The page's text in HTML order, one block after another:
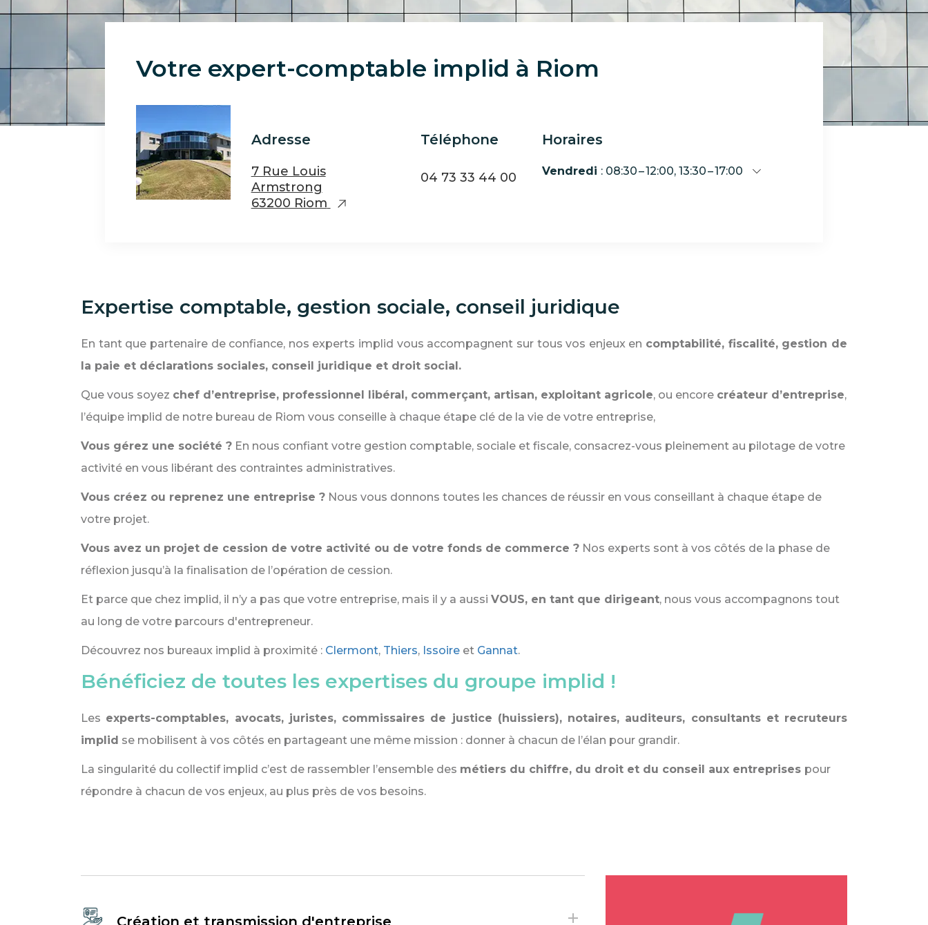
Votre expert-comptable implid à Riom
Adresse
7 Rue Louis
Armstrong
63200 Riom
Téléphone
04 73 33 44 00
Horaires
Vendredi : 08:30 – 12:00, 13:30 – 17:00
Expertise comptable, gestion sociale, conseil juridique
En tant que partenaire de confiance, nos experts implid vous accompagnent sur tous vos enjeux en comptabilité, fiscalité, gestion de
la paie et déclarations sociales, conseil juridique et droit social.
Que vous soyez chef d’entreprise, professionnel libéral, commerçant, artisan, exploitant agricole, ou encore créateur d’entreprise,
l’équipe implid de notre bureau de Riom vous conseille à chaque étape clé de la vie de votre entreprise,
Vous gérez une société ? En nous confiant votre gestion comptable, sociale et fiscale, consacrez-vous pleinement au pilotage de votre
activité en vous libérant des contraintes administratives.
Vous créez ou reprenez une entreprise ? Nous vous donnons toutes les chances de réussir en vous conseillant à chaque étape de
votre projet.
Vous avez un projet de cession de votre activité ou de votre fonds de commerce ? Nos experts sont à vos côtés de la phase de
réflexion jusqu’à la finalisation de l’opération de cession.
Et parce que chez implid, il n’y a pas que votre entreprise, mais il y a aussi VOUS, en tant que dirigeant, nous vous accompagnons tout
au long de votre parcours d'entrepreneur.
Découvrez nos bureaux implid à proximité : Clermont, Thiers, Issoire et Gannat.
Bénéficiez de toutes les expertises du groupe implid !
Les experts-comptables, avocats, juristes, commissaires de justice (huissiers), notaires, auditeurs, consultants et recruteurs
implid se mobilisent à vos côtés en partageant une même mission : donner à chacun de l’élan pour grandir.
La singularité du collectif implid c’est de rassembler l’ensemble des métiers du chiffre, du droit et du conseil aux entreprises pour
répondre à chacun de vos enjeux, au plus près de vos besoins.
Création et transmission d'entreprise